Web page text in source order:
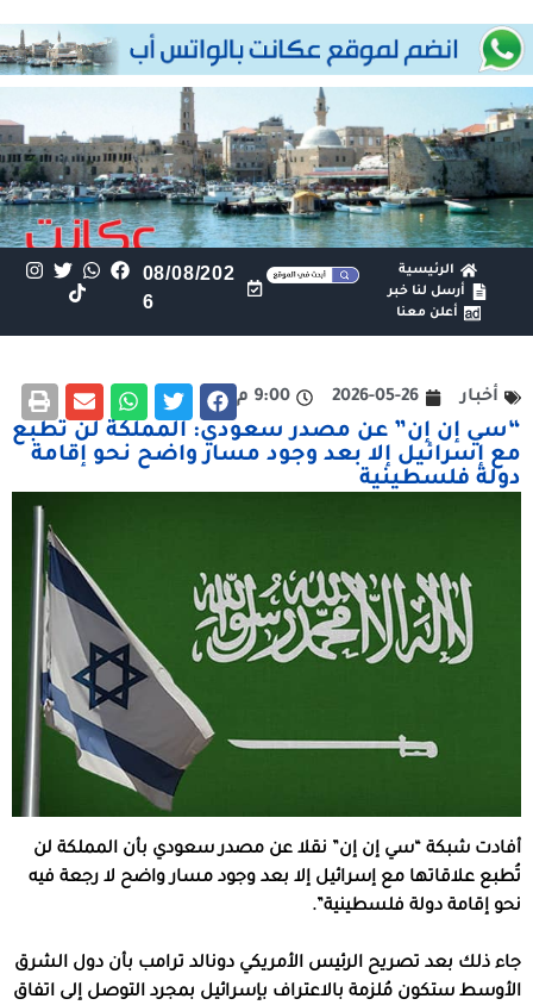
الرئيسية
أرسل لنا خبر
أعلن معنا
08/08/202
6
أخبار 2026-05-26 9:00 م
“سي إن إن” عن مصدر سعودي: المملكة لن تطبع
مع إسرائيل إلا بعد وجود مسار واضح نحو إقامة
دولة فلسطينية
أفادت شبكة “سي إن إن” نقلا عن مصدر سعودي بأن المملكة لن
تُطبع علاقاتها مع إسرائيل إلا بعد وجود مسار واضح لا رجعة فيه
نحو إقامة دولة فلسطينية”.
جاء ذلك بعد تصريح الرئيس الأمريكي دونالد ترامب بأن دول الشرق
الأوسط ستكون مُلزمة بالاعتراف بإسرائيل بمجرد التوصل إلى اتفاق